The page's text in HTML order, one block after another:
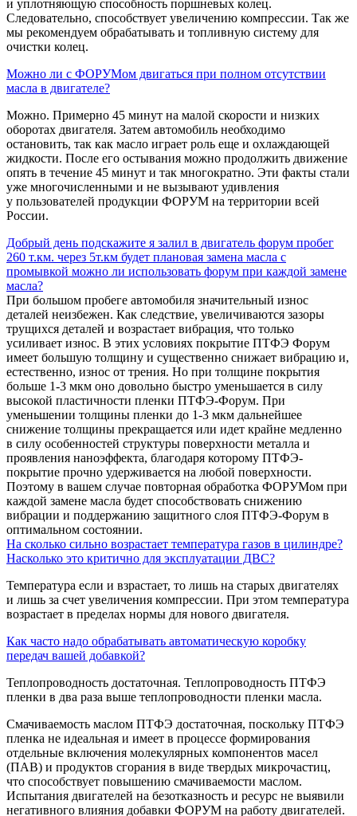
и уплотняющую способность поршневых колец.
Следовательно, способствует увеличению компрессии. Так же
мы рекомендуем обрабатывать и топливную систему для
очистки колец.
Можно ли с ФОРУМом двигаться при полном отсутствии
масла в двигателе?
Можно. Примерно 45 минут на малой скорости и низких
оборотах двигателя. Затем автомобиль необходимо
остановить, так как масло играет роль еще и охлаждающей
жидкости. После его остывания можно продолжить движение
опять в течение 45 минут и так многократно. Эти факты стали
уже многочисленными и не вызывают удивления
у пользователей продукции ФОРУМ на территории всей
России.
Добрый день подскажите я залил в двигатель форум пробег
260 т.км. через 5т.км будет плановая замена масла с
промывкой можно ли использовать форум при каждой замене
масла?
При большом пробеге автомобиля значительный износ
деталей неизбежен. Как следствие, увеличиваются зазоры
трущихся деталей и возрастает вибрация, что только
усиливает износ. В этих условиях покрытие ПТФЭ Форум
имеет большую толщину и существенно снижает вибрацию и,
естественно, износ от трения. Но при толщине покрытия
больше 1-3 мкм оно довольно быстро уменьшается в силу
высокой пластичности пленки ПТФЭ-Форум. При
уменьшении толщины пленки до 1-3 мкм дальнейшее
снижение толщины прекращается или идет крайне медленно
в силу особенностей структуры поверхности металла и
проявления наноэффекта, благодаря которому ПТФЭ-
покрытие прочно удерживается на любой поверхности.
Поэтому в вашем случае повторная обработка ФОРУМом при
каждой замене масла будет способствовать снижению
вибрации и поддержанию защитного слоя ПТФЭ-Форум в
оптимальном состоянии.
На сколько сильно возрастает температура газов в цилиндре?
Насколько это критично для эксплуатации ДВС?
Температура если и взрастает, то лишь на старых двигателях
и лишь за счет увеличения компрессии. При этом температура
возрастает в пределах нормы для нового двигателя.
Как часто надо обрабатывать автоматическую коробку
передач вашей добавкой?
Теплопроводность достаточная. Теплопроводность ПТФЭ
пленки в два раза выше теплопроводности пленки масла.
Смачиваемость маслом ПТФЭ достаточная, поскольку ПТФЭ
пленка не идеальная и имеет в процессе формирования
отдельные включения молекулярных компонентов масел
(ПАВ) и продуктов сгорания в виде твердых микрочастиц,
что способствует повышению смачиваемости маслом.
Испытания двигателей на безотказность и ресурс не выявили
негативного влияния добавки ФОРУМ на работу двигателей.